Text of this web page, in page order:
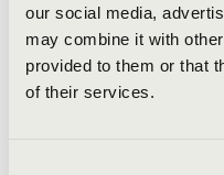
our social media,
may combine it with
provided to them or that
of their services.Fotó: